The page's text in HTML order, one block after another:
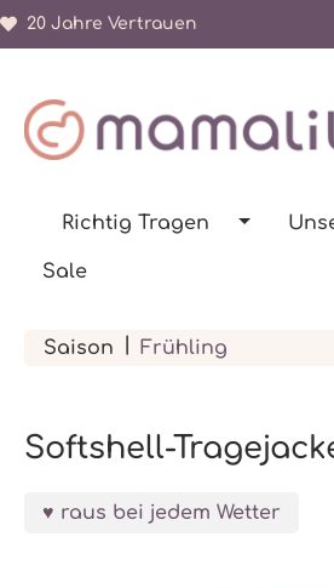
Zur Hauptnavigation
20 Jahre Vertrauen
Richtig Tragen
Sale
Saison Frühling
Softshell-
raus bei jedem Wetter